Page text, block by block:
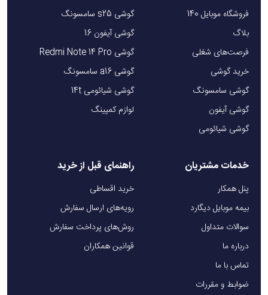
فروشگاه موبایل 140
بلاگ
فرصت‌های شغلی
خرید گوشی
گوشی سامسونگ
گوشی آیفون
گوشی شیائومی
گوشی s25 سامسونگ
گوشی آیفون 16
گوشی Redmi Note 14 Pro
گوشی a16 سامسونگ
گوشی شیائومی 14t
لوازم کمپینگ
خدمات مشتریان
پنل همکار
بیمه موبایل دیگارد
سوالات متداول
درباره ما
تماس با ما
ضوابط و مقررات
راهنمای قبل از خرید
خرید اقساطی
رویه‌های ارسال سفارش
روش‌های پرداخت سفارش
قوانین همکاران